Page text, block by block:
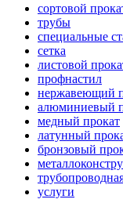
сортовой
трубы
специальные
сетка
листовой
профнастил
нержавеющий
алюминиевый
медный прокат
латунный
бронзовый
услуги